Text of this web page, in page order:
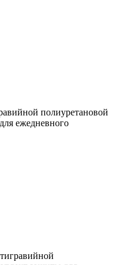
полиуретановой
ежедневного